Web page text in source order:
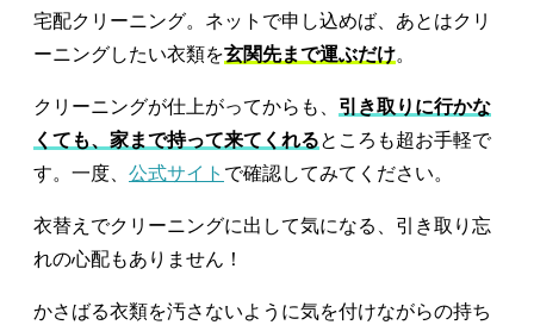
宅配クリーニング。ネットで申し込めば、あとはクリ
ーニングしたい衣類を玄関先まで運ぶだけ。
クリーニングが仕上がってからも、 引き取りに行かな
くても、家まで持って来てくれるところも超お手軽で
す。一度、 公式サイト で確認してみてください。
衣替えでクリーニングに出して気になる、引き取り忘
れの心配もありません！
かさばる衣類を汚さないように気を付けながらの持ち